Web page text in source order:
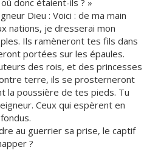
donc étaient-ils ? »
Dieu : Voici : de ma main
nations, je dresserai mon
Ils ramèneront tes fils dans
portées sur les épaules.
des rois, et des princesses
terre, ils se prosterneront
la poussière de tes pieds. Tu
Ceux qui espèrent en
au guerrier sa prise, le captif
?